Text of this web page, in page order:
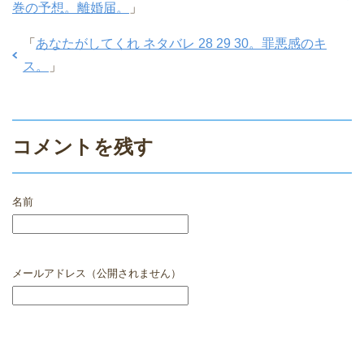
巻の予想。離婚届。
」
「 あなたがしてくれ ネタバレ 28 29 30。罪悪感のキ
ス。
」
コメントを残す
名前
メールアドレス（公開されません）